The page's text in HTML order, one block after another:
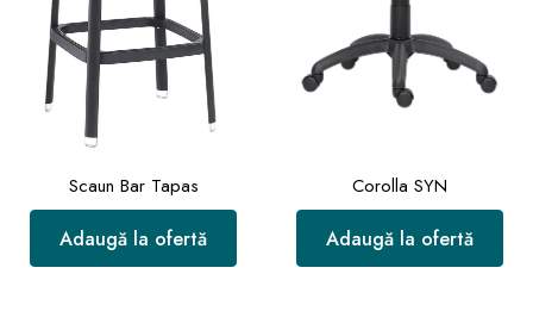
Scaun Bar Tapas
Adaugă la ofertă
Corolla SYN
Adaugă la ofertă